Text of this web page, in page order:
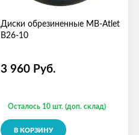
Диски обрезиненные MB-Atlet
B26-10
3 960 Руб.
Осталось 10 шт. (доп. склад)
В КОРЗИНУ